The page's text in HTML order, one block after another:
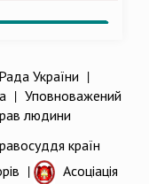
України |
| Уповноважений
людини
країн
|
Асоціація